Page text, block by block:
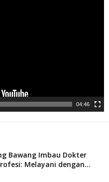
04:46
Bawang Imbau Dokter
Melayani dengan...